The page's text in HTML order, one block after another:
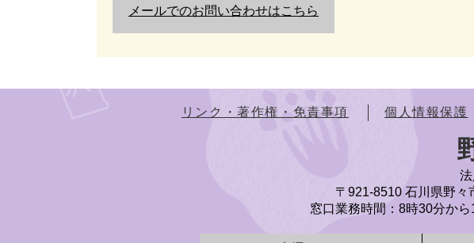
メールでのお問い合わせはこちら
リンク・著作権・免責事項 個人情報保護
〒921-8510 石川県野々
窓口業務時間：8時30分から